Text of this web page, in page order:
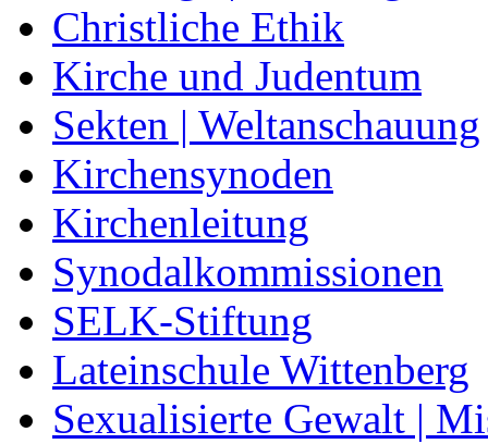
Christliche Ethik
Kirche und Judentum
Sekten | Weltanschauung
Kirchensynoden
Kirchenleitung
Synodalkommissionen
SELK-Stiftung
Lateinschule Wittenberg
Sexualisierte Gewalt |